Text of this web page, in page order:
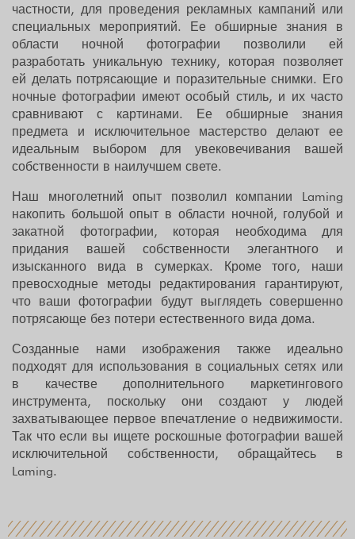
частности, для проведения рекламных кампаний или
специальных мероприятий. Ее обширные знания в
области ночной фотографии позволили ей
разработать уникальную технику, которая позволяет
ей делать потрясающие и поразительные снимки. Его
ночные фотографии имеют особый стиль, и их часто
сравнивают с картинами. Ее обширные знания
предмета и исключительное мастерство делают ее
идеальным выбором для увековечивания вашей
собственности в наилучшем свете.
Наш многолетний опыт позволил компании Laming
накопить большой опыт в области ночной, голубой и
закатной фотографии, которая необходима для
придания вашей собственности элегантного и
изысканного вида в сумерках. Кроме того, наши
превосходные методы редактирования гарантируют,
что ваши фотографии будут выглядеть совершенно
потрясающе без потери естественного вида дома.
Созданные нами изображения также идеально
подходят для использования в социальных сетях или
в качестве дополнительного маркетингового
инструмента, поскольку они создают у людей
захватывающее первое впечатление о недвижимости.
Так что если вы ищете роскошные фотографии вашей
исключительной собственности, обращайтесь в
Laming.